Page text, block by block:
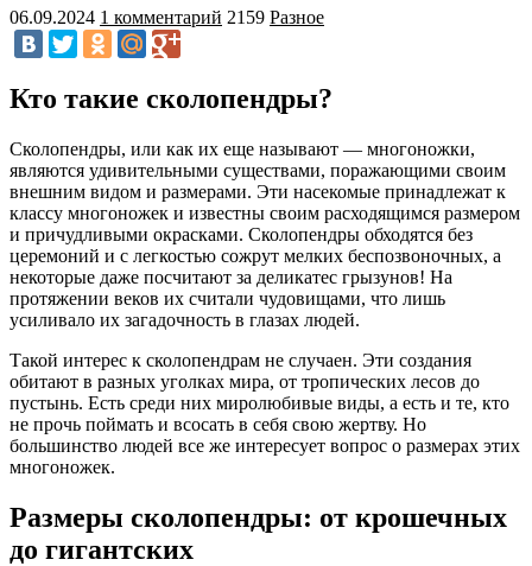
06.09.2024 1 комментарий 2159 Разное
Кто такие сколопендры?
Сколопендры, или как их еще называют — многоножки,
являются удивительными существами, поражающими своим
внешним видом и размерами. Эти насекомые принадлежат к
классу многоножек и известны своим расходящимся размером
и причудливыми окрасками. Сколопендры обходятся без
церемоний и с легкостью сожрут мелких беспозвоночных, а
некоторые даже посчитают за деликатес грызунов! На
протяжении веков их считали чудовищами, что лишь
усиливало их загадочность в глазах людей.
Такой интерес к сколопендрам не случаен. Эти создания
обитают в разных уголках мира, от тропических лесов до
пустынь. Есть среди них миролюбивые виды, а есть и те, кто
не прочь поймать и всосать в себя свою жертву. Но
большинство людей все же интересует вопрос о размерах этих
многоножек.
Размеры сколопендры: от крошечных
до гигантских